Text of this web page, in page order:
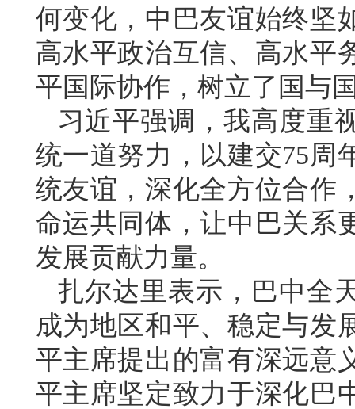
何变化，中巴友谊始终坚
高水平政治互信、高水平
平国际协作，树立了国与
习近平强调，我高度重
统一道努力，以建交75周
统友谊，深化全方位合作
命运共同体，让中巴关系
发展贡献力量。
扎尔达里表示，巴中全
成为地区和平、稳定与发
平主席提出的富有深远意
平主席坚定致力于深化巴